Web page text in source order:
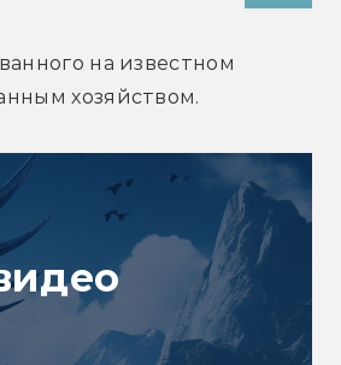
на известном
хозяйством.